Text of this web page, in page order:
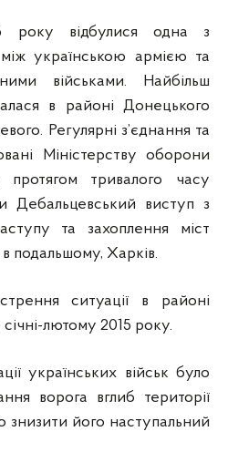
року відбулися одна з
українською армією та
військами. Найбільш
в районі Донецького
Регулярні з’єднання та
Міністерству оборони
протягом тривалого часу
Дебальцевський виступ з
та захоплення міст
подальшому, Харків.
ситуації в районі
лютому 2015 року.
українських військ було
ворога вглиб території
знизити його наступальний